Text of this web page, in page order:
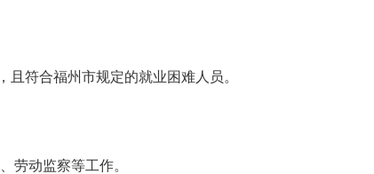
符合福州市规定的就业困难人员。
动监察等工作。